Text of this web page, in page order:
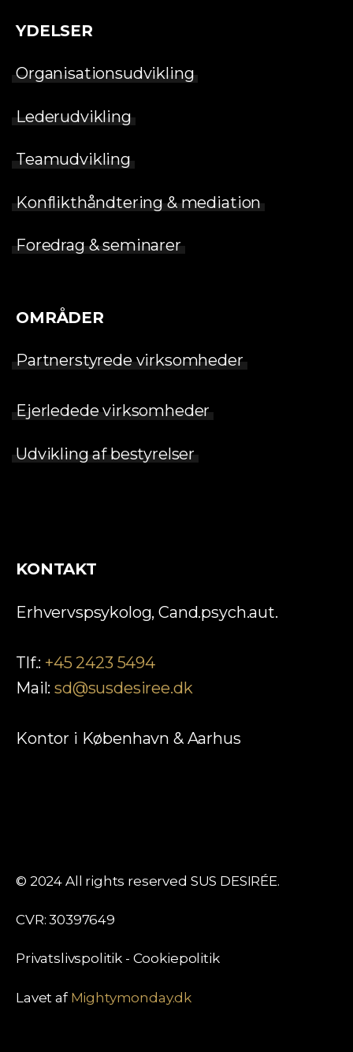
YDELSER
Organisationsudvikling
Lederudvikling
Teamudvikling
Konflikthåndtering & mediation
Foredrag & seminarer
OMRÅDER
Partnerstyrede virksomheder
Ejerledede virksomheder
Udvikling af bestyrelser
KONTAKT
Erhvervspsykolog, Cand.psych.aut.
Tlf.: +45 2423 5494
Mail:sd@susdesiree.dk
Kontor i København & Aarhus
© 2024 All rights reserved SUS DESIRÉE.
CVR: 30397649
Privatslivspolitik - Cookiepolitik
Lavet af Mightymonday.dk